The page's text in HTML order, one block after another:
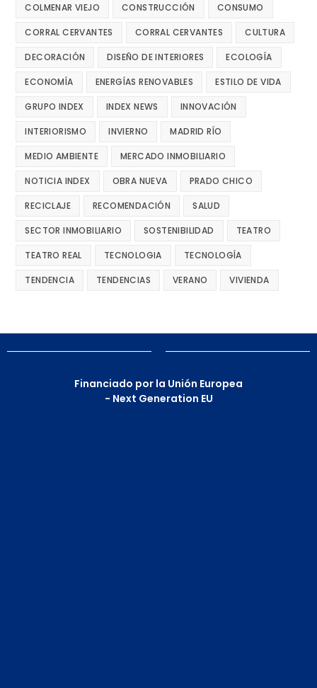
COLMENAR VIEJO CONSTRUCCIÓN CONSUMO
CORRAL CERVANTES CORRAL CERVANTES CULTURA
DECORACIÓN DISEÑO DE INTERIORES ECOLOGÍA
ECONOMÍA ENERGÍAS RENOVABLES ESTILO DE VIDA
GRUPO INDEX INDEX NEWS INNOVACIÓN
INTERIORISMO INVIERNO MADRID RÍO
MEDIO AMBIENTE MERCADO INMOBILIARIO
NOTICIA INDEX OBRA NUEVA PRADO CHICO
RECICLAJE RECOMENDACIÓN SALUD
SECTOR INMOBILIARIO SOSTENIBILIDAD TEATRO
TEATRO REAL TECNOLOGIA TECNOLOGÍA
TENDENCIA TENDENCIAS VERANO VIVIENDA
Financiado por la Unión Europea
- Next Generation EU